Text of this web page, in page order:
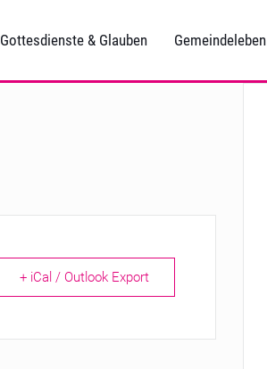
Gottesdienste & Glauben Gemeindeleben
+ iCal / Outlook Export